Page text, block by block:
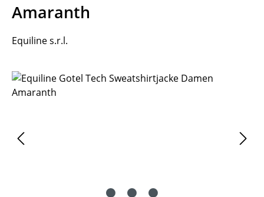
Amaranth
Equiline s.r.l.
Bildergalerie überspringen